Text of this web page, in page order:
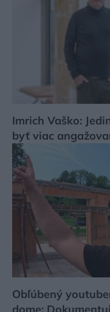
Imrich Vaško:
byť viac
Obľúbený